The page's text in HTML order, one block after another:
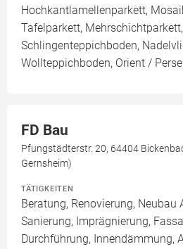
Hochkantlamellenparkett,
Tafelparkett,
Schlingenteppichboden,
Wollteppichboden, Orient /
FD Bau
Pfungstädterstr. 20, 64404
Gernsheim)
TÄTIGKEITEN
Beratung, Renovierung, Neubau
Sanierung, Imprägnierung,
Durchführung, Innendämmung,